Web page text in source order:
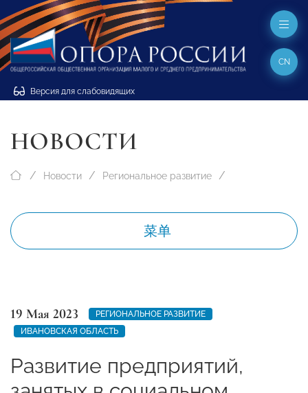
Версия для слабовидящих
CN
НОВОСТИ
Новости Региональное развитие
菜单
19 Мая 2023
РЕГИОНАЛЬНОЕ РАЗВИТИЕ
ИВАНОВСКАЯ ОБЛАСТЬ
Развитие предприятий,